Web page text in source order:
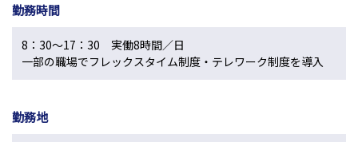
勤務時間
8：30～17：30 実働8時間／日
一部の職場でフレックスタイム制度・テレワーク制度を導入
勤務地